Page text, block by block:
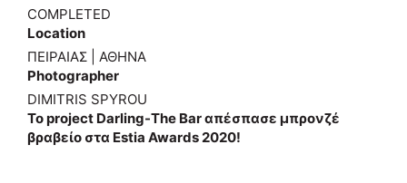
COMPLETED
Location
ΠΕΙΡΑΙΑΣ | ΑΘΗΝΑ
Photographer
DIMITRIS SPYROU
Το project Darling-The Bar απέσπασε μπρονζέ
βραβείο στα Estia Awards 2020!